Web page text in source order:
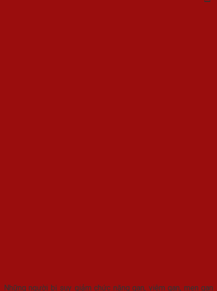
Những người bị suy giảm chức năng gan, viêm gan, men gan